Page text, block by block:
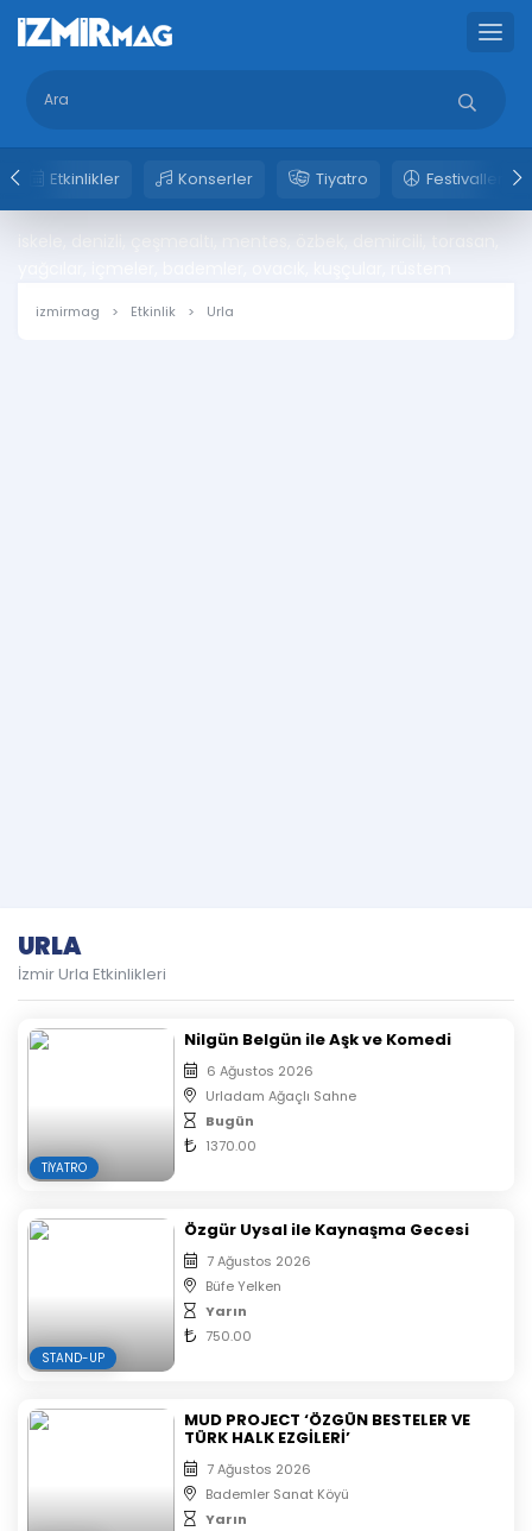
Etkinlikler Konserler Tiyatro Festivaller
izmirmag Etkinlik Urla
URLA
İzmir Urla Etkinlikleri
TIYATRO
Nilgün Belgün ile Aşk ve Komedi
6 Ağustos 2026
Urladam Ağaçlı Sahne
Bugün
1370.00
STAND-UP
Özgür Uysal ile Kaynaşma Gecesi
7 Ağustos 2026
Büfe Yelken
Yarın
750.00
MUD PROJECT ‘ÖZGÜN BESTELER VE
TÜRK HALK EZGİLERİ’
7 Ağustos 2026
Bademler Sanat Köyü
Yarın